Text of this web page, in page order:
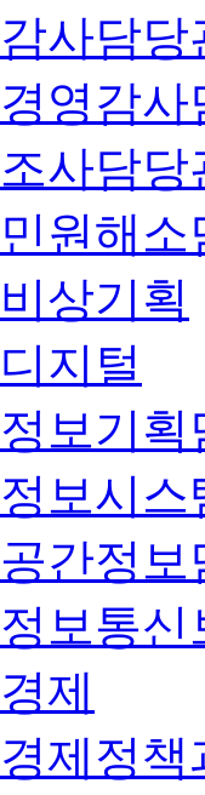
감사담당
경영감사
조사담당
민원해소
비상기획
디지털
정보기획
정보시스
공간정보
정보통신
경제
경제정책